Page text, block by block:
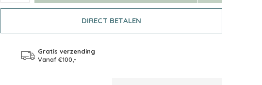
DIRECT BETALEN
Gratis verzending
Vanaf €100,-